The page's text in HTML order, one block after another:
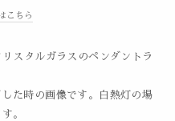
こちら
スタルガラスのペンダントラ
た時の画像です。白熱灯の場
。